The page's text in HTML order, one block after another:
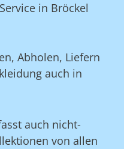
in Bröckel
Abholen, Liefern
auch in
auch nicht-
von allen